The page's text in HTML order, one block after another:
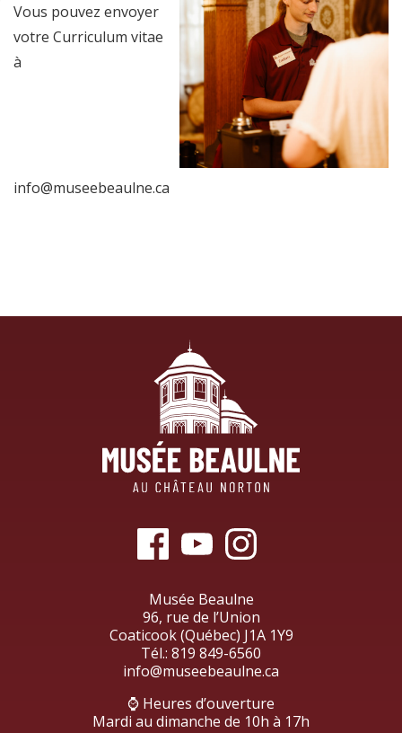
Vous pouvez envoyer
votre Curriculum vitae
à
info@museebeaulne.ca
Musée Beaulne
96, rue de l’Union
Coaticook (Québec) J1A 1Y9
Tél.: 819 849-6560
info@museebeaulne.ca
⌚ Heures d’ouverture
Mardi au dimanche de 10h à 17h